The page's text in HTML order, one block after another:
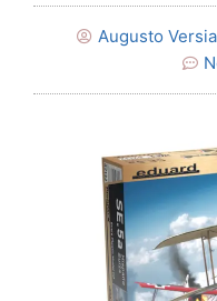
Augusto